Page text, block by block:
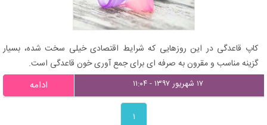
کاپ قاعدگی در این روزهایی که شرایط اقتصادی خیلی سخت شده، بسیار
گزینه مناسب و مقرون به صرفه ای برای جمع آوری خون قاعدگی است.
۱۷ شهریور ۱۳۹۷ - ۱۱:۰۴ ادامه
۱